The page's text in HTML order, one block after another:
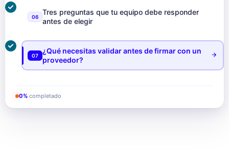
06
Tres preguntas que tu equipo debe responder
antes de elegir
07
¿Qué necesitas validar antes de firmar con un
proveedor?
0% completado